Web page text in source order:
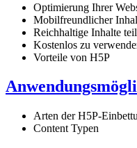
Optimierung Ihrer
Mobilfreundlicher
Reichhaltige Inhalte
Kostenlos zu
Vorteile von H5P
Arten der H5P-
Content Typen